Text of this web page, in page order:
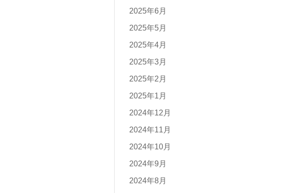
2025年6月
2025年5月
2025年4月
2025年3月
2025年2月
2025年1月
2024年12月
2024年11月
2024年10月
2024年9月
2024年8月